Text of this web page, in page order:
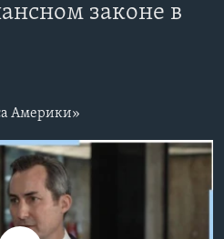
законе в
Америки»